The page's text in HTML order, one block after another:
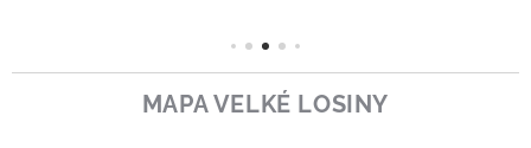
MAPA VELKÉ LOSINY